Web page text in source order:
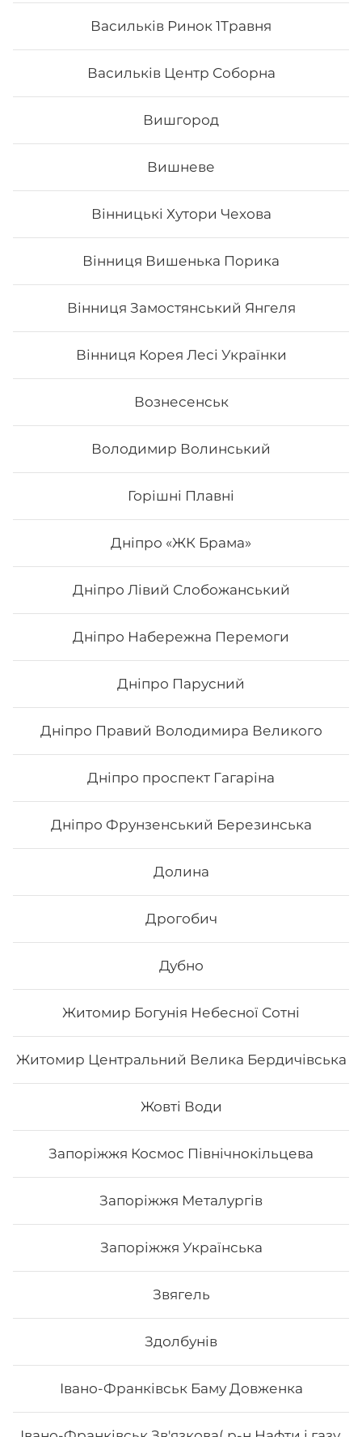
Васильків Ринок 1Травня
Васильків Центр Соборна
Вишгород
Вишневе
Вінницькі Хутори Чехова
Вінниця Вишенька Порика
Вінниця Замостянський Янгеля
Вінниця Корея Лесі Українки
Вознесенськ
Володимир Волинський
Горішні Плавні
Дніпро «ЖК Брама»
Дніпро Лівий Слобожанський
Дніпро Набережна Перемоги
Дніпро Парусний
Дніпро Правий Володимира Великого
Дніпро проспект Гагаріна
Дніпро Фрунзенський Березинська
Долина
Дрогобич
Дубно
Житомир Богунія Небесної Сотні
Житомир Центральний Велика Бердичівська
Жовті Води
Запоріжжя Космос Північнокільцева
Запоріжжя Металургів
Запоріжжя Українська
Звягель
Здолбунів
Івано-Франківськ Баму Довженка
Сурімі спайс
- Норі - рис - сурімі - спайсі Вага: 35 грам
₴
Тропік
Вага: 245 г Склад: Норі, рис, сир філадельфія, манго,
132
Самурай
Вага: 235 г Склад: Норі, рис, салат, огірок, ікра тобіко,
Леон